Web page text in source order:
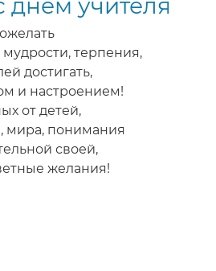
днем учителя
мудрости, терпения,
достигать,
и настроением!
от детей,
мира, понимания
своей,
желания!